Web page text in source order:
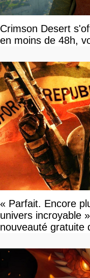
Crimson Desert
en moins de 48h,
« Parfait. Encore
univers incroyable
nouveauté gratuite